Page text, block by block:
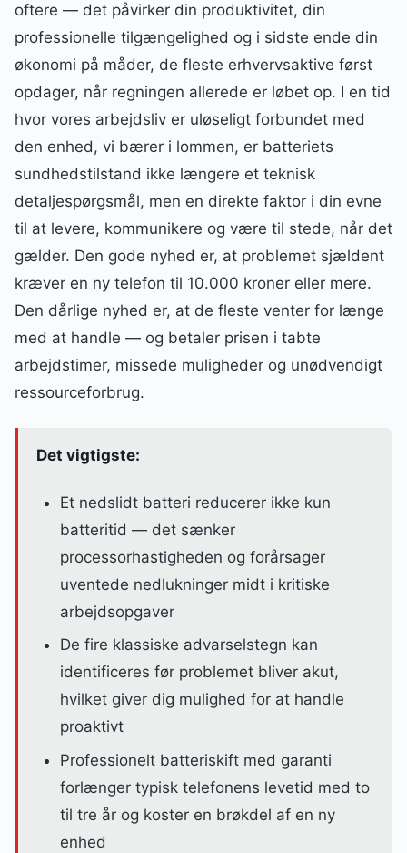
oftere — det påvirker din produktivitet, din
professionelle tilgængelighed og i sidste ende din
økonomi på måder, de fleste erhvervsaktive først
opdager, når regningen allerede er løbet op. I en tid
hvor vores arbejdsliv er uløseligt forbundet med
den enhed, vi bærer i lommen, er batteriets
sundhedstilstand ikke længere et teknisk
detaljespørgsmål, men en direkte faktor i din evne
til at levere, kommunikere og være til stede, når det
gælder. Den gode nyhed er, at problemet sjældent
kræver en ny telefon til 10.000 kroner eller mere.
Den dårlige nyhed er, at de fleste venter for længe
med at handle — og betaler prisen i tabte
arbejdstimer, missede muligheder og unødvendigt
ressourceforbrug.
Det vigtigste:
Et nedslidt batteri reducerer ikke kun
batteritid — det sænker
processorhastigheden og forårsager
uventede nedlukninger midt i kritiske
arbejdsopgaver
De fire klassiske advarselstegn kan
identificeres før problemet bliver akut,
hvilket giver dig mulighed for at handle
proaktivt
Professionelt batteriskift med garanti
forlænger typisk telefonens levetid med to
til tre år og koster en brøkdel af en ny
enhed